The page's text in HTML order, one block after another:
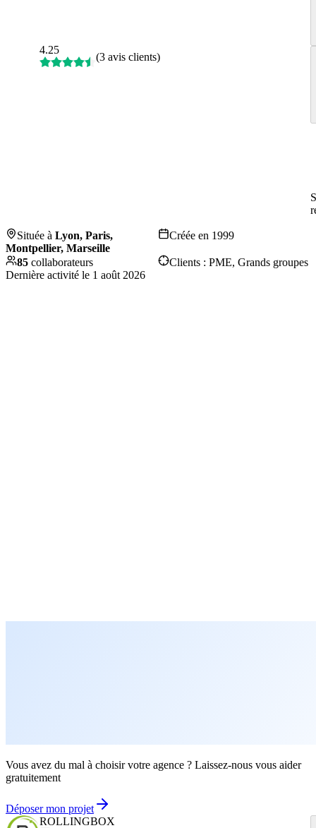
4.25
(3 avis clients)
Située à Lyon, Paris,
Montpellier, Marseille
Créée en 1999
85 collaborateurs Clients : PME, Grands groupes
Dernière activité le 1 août 2026
Vous avez du mal à choisir votre agence ? Laissez-nous vous aider
gratuitement
Déposer mon projet
ROLLINGBOX